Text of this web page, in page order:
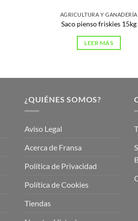
AGRICULTURA Y GANADERÍA
Saco pienso friskies 15kg
LEER MÁS
¿QUIÉNES SOMOS?
Aviso Legal
Acerca de Fransa
Política de Privacidad
Política de Cookies
Tiendas